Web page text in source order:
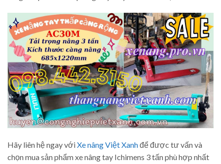
Hãy liên hệ ngay vớiXe nâng Việt Xanhđể được tư vấn và
chọn mua sản phẩm xe nâng tay Ichimens 3 tấn phù hợp nhất